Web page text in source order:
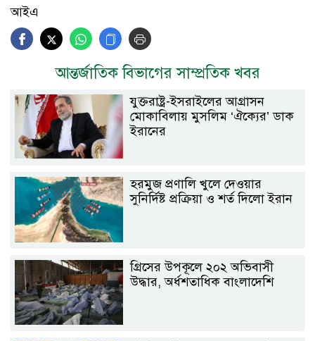
আইএ
আন্তর্জাতিক বিভাগের সাম্প্রতিক খবর
যুক্তরাষ্ট্র-ইসরাইলের আগ্রাসন
মোকাবিলায় মুসলিম ‘ঐক্যের’ ডাক
ইরানের
হরমুজ প্রণালি খুলে দেওয়ার
সুনির্দিষ্ট প্রক্রিয়া ও শর্ত দিলো ইরান
গ্রিসের উপকূলে ২০২ অভিবাসী
উদ্ধার, অর্ধশতাধিক বাংলাদেশি